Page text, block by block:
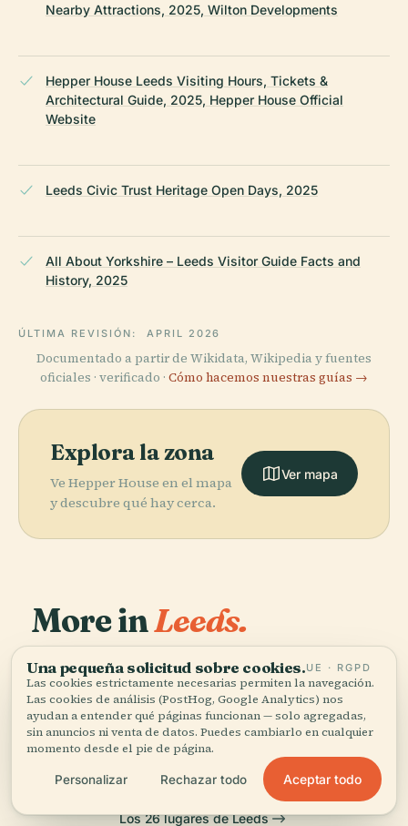
Nearby Attractions, 2025, Wilton Developments
Hepper House Leeds Visiting Hours, Tickets &
Architectural Guide, 2025, Hepper House Official
Website
Leeds Civic Trust Heritage Open Days, 2025
All About Yorkshire – Leeds Visitor Guide Facts and
History, 2025
ÚLTIMA REVISIÓN: APRIL 2026
Documentado a partir de Wikidata, Wikipedia y fuentes
oficiales · verificado · Cómo hacemos nuestras guías →
Explora la zona
Ve Hepper House en el mapa
y descubre qué hay cerca.
Ver mapa
More inLeeds.
26 lugares por descubrir — unos cuantos que merece la
pena combinar.
PLACE
Catedral de
Santa Ana
PLACE
Casa
Harewood
Galería de Arte
de Leeds
PLACE
Museo de la
Ciudad de
Leeds
Los 26 lugares de Leeds
Una pequeña solicitud sobre cookies.UE · RGPD
Las cookies estrictamente necesarias permiten la navegación.
Las cookies de análisis (PostHog, Google Analytics) nos
ayudan a entender qué páginas funcionan — solo agregadas,
sin anuncios ni venta de datos. Puedes cambiarlo en cualquier
momento desde el pie de página.
Personalizar Rechazar todo Aceptar todo